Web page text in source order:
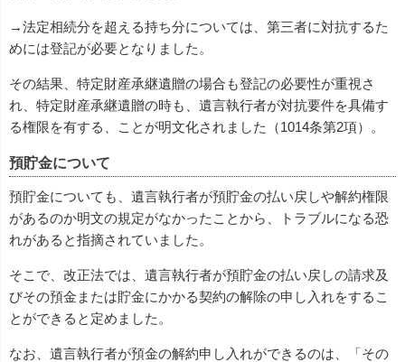
→法定相続分を超える持ち分については、第三者に対抗するた
めには登記が必要となりました。
その結果、特定財産承継遺贈の場合も登記の必要性が重視さ
れ、特定財産承継遺贈の時も、遺言執行者が対抗要件を具備す
る権限を有する、ことが明文化されました（1014条第2項）。
預貯金について
預貯金についても、遺言執行者が預貯金の払い戻しや解約権限
があるのか明文の規定がなかったことから、トラブルになる恐
れがあると指摘されていました。
そこで、改正法では、遺言執行者が預貯金の払い戻しの請求及
びその預金または貯金にかかる契約の解除の申し入れをするこ
とができると定めました。
なお、遺言執行者が預金の解約申し入れができるのは、「その